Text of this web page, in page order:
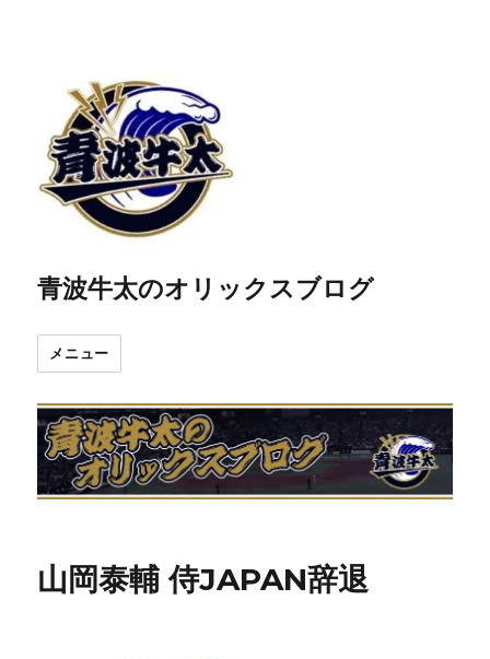
青波牛太のオリックスブログ
メニュー
山岡泰輔 侍JAPAN辞退